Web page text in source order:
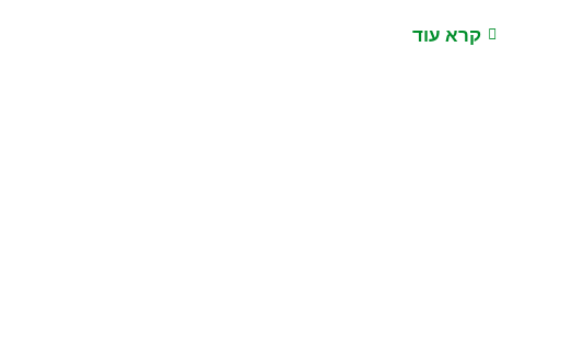
קרא עוד